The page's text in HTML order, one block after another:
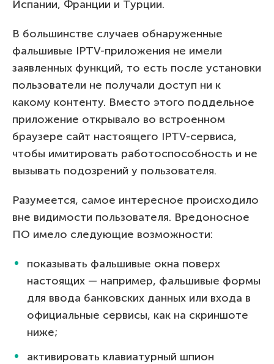
Испании, Франции и Турции.
В большинстве случаев обнаруженные
фальшивые IPTV-приложения не имели
заявленных функций, то есть после установки
пользователи не получали доступ ни к
какому контенту. Вместо этого поддельное
приложение открывало во встроенном
браузере сайт настоящего IPTV-сервиса,
чтобы имитировать работоспособность и не
вызывать подозрений у пользователя.
Разумеется, самое интересное происходило
вне видимости пользователя. Вредоносное
ПО имело следующие возможности:
показывать фальшивые окна поверх
настоящих — например, фальшивые формы
для ввода банковских данных или входа в
официальные сервисы, как на скриншоте
ниже;
активировать клавиатурный шпион